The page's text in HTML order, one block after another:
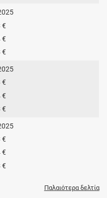
€
€
€
€
€
€
€
€
€
Παλαιότερα δελτία